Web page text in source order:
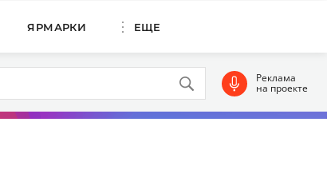
ЯРМАРКИ ЕЩЕ
Реклама
на проекте